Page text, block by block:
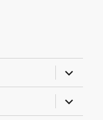
almenü
almenü